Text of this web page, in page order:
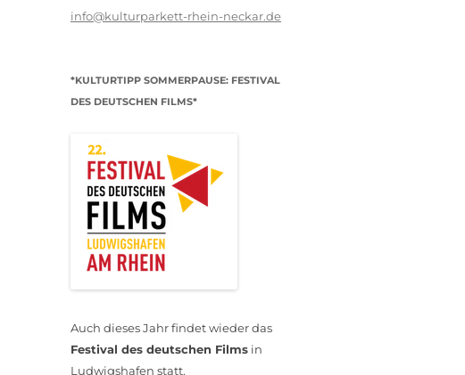
info@kulturparkett-rhein-neckar.de
*KULTURTIPP SOMMERPAUSE: FESTIVAL
DES DEUTSCHEN FILMS*
Auch dieses Jahr findet wieder das
Festival des deutschen Films in
Ludwigshafen statt.